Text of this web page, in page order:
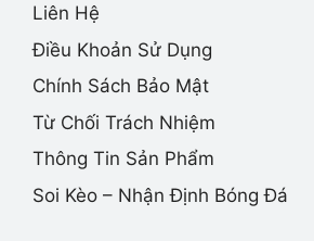
Liên Hệ
Điều Khoản Sử Dụng
Chính Sách Bảo Mật
Từ Chối Trách Nhiệm
Thông Tin Sản Phẩm
Soi Kèo – Nhận Định Bóng Đá